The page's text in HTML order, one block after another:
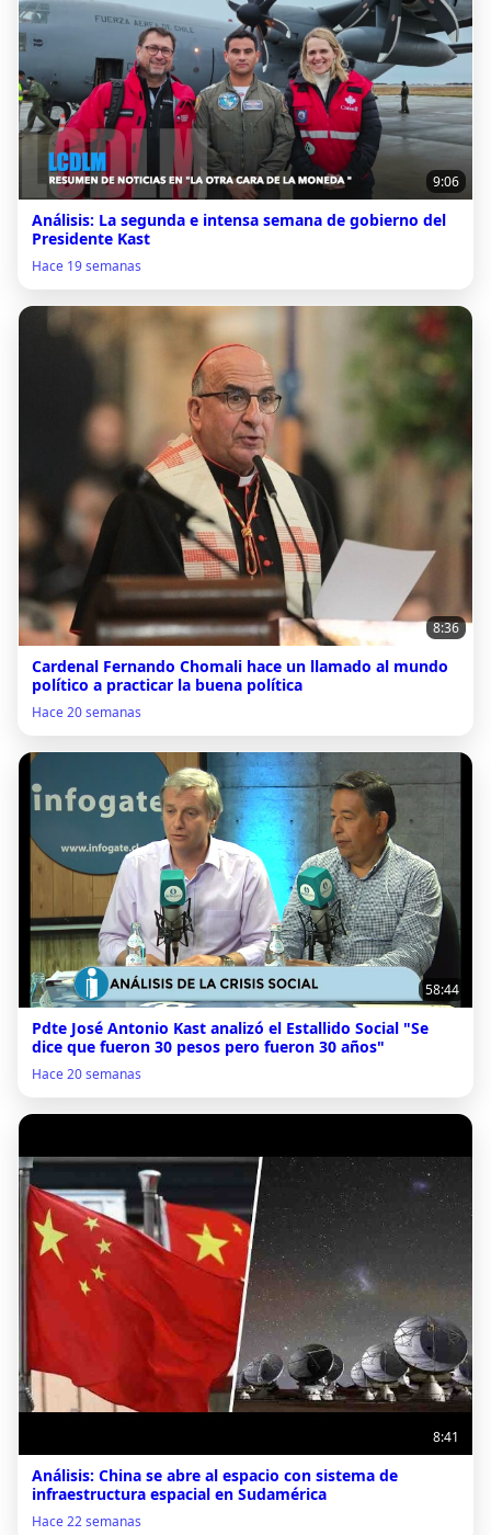
9:06
Análisis: La segunda e intensa semana de gobierno del
Presidente Kast
Hace 19 semanas
8:36
Cardenal Fernando Chomali hace un llamado al mundo
político a practicar la buena política
Hace 20 semanas
58:44
Pdte José Antonio Kast analizó el Estallido Social "Se
dice que fueron 30 pesos pero fueron 30 años"
Hace 20 semanas
8:41
Análisis: China se abre al espacio con sistema de
infraestructura espacial en Sudamérica
Hace 22 semanas